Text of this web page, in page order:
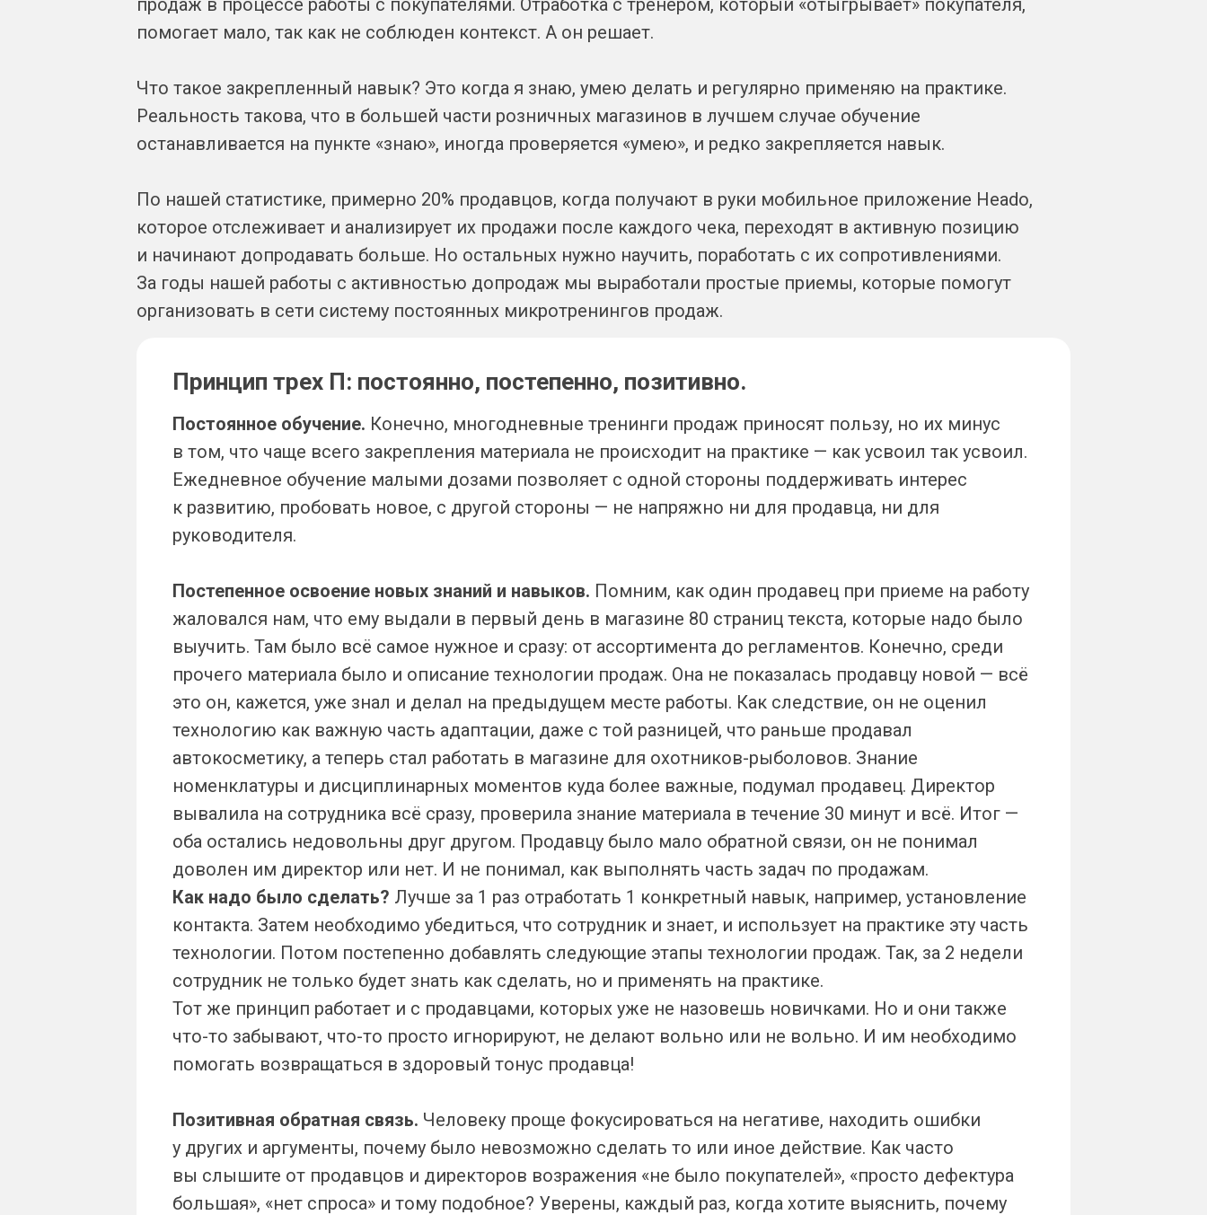
Постоянное обучение. Конечно, многодневные тренинги продаж приносят пользу, но их минус
в том, что чаще всего закрепления материала не происходит на практике — как усвоил так усвоил.
Ежедневное обучение малыми дозами позволяет с одной стороны поддерживать интерес
к развитию, пробовать новое, с другой стороны — не напряжно ни для продавца, ни для
руководителя.
Постепенное освоение новых знаний и навыков. Помним, как один продавец при приеме на работу
жаловался нам, что ему выдали в первый день в магазине 80 страниц текста, которые надо было
выучить. Там было всё самое нужное и сразу: от ассортимента до регламентов. Конечно, среди
прочего материала было и описание технологии продаж. Она не показалась продавцу новой — всё
это он, кажется, уже знал и делал на предыдущем месте работы. Как следствие, он не оценил
технологию как важную часть адаптации, даже с той разницей, что раньше продавал
автокосметику, а теперь стал работать в магазине для охотников-рыболовов. Знание
номенклатуры и дисциплинарных моментов куда более важные, подумал продавец. Директор
вывалила на сотрудника всё сразу, проверила знание материала в течение 30 минут и всё. Итог —
оба остались недовольны друг другом. Продавцу было мало обратной связи, он не понимал
доволен им директор или нет. И не понимал, как выполнять часть задач по продажам.
Как надо было сделать? Лучше за 1 раз отработать 1 конкретный навык, например, установление
контакта. Затем необходимо убедиться, что сотрудник и знает, и использует на практике эту часть
технологии. Потом постепенно добавлять следующие этапы технологии продаж. Так, за 2 недели
сотрудник не только будет знать как сделать, но и применять на практике.
Тот же принцип работает и с продавцами, которых уже не назовешь новичками. Но и они также
что-то забывают, что-то просто игнорируют, не делают вольно или не вольно. И им необходимо
помогать возвращаться в здоровый тонус продавца!
Позитивная обратная связь. Человеку проще фокусироваться на негативе, находить ошибки
у других и аргументы, почему было невозможно сделать то или иное действие. Как часто
вы слышите от продавцов и директоров возражения «не было покупателей», «просто дефектура
большая», «нет спроса» и тому подобное? Уверены, каждый раз, когда хотите выяснить, почему
Принцип трех П: постоянно, постепенно, позитивно.
продаж в процессе работы с покупателями. Отработка с тренером, который «отыгрывает» покупателя,
помогает мало, так как не соблюден контекст. А он решает.
Что такое закрепленный навык? Это когда я знаю, умею делать и регулярно применяю на практике.
Реальность такова, что в большей части розничных магазинов в лучшем случае обучение
останавливается на пункте «знаю», иногда проверяется «умею», и редко закрепляется навык.
По нашей статистике, примерно 20% продавцов, когда получают в руки мобильное приложение Heado,
которое отслеживает и анализирует их продажи после каждого чека, переходят в активную позицию
и начинают допродавать больше. Но остальных нужно научить, поработать с их сопротивлениями.
За годы нашей работы с активностью допродаж мы выработали простые приемы, которые помогут
организовать в сети систему постоянных микротренингов продаж.